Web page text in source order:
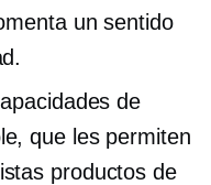
un sentido
de
que les permiten
productos de